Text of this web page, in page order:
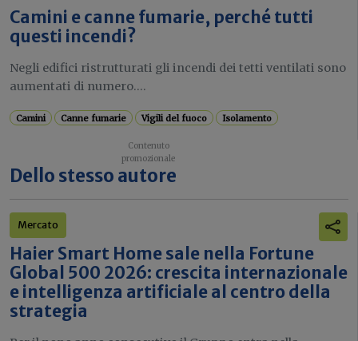
Camini e canne fumarie, perché tutti
questi incendi?
Negli edifici ristrutturati gli incendi dei tetti ventilati sono
aumentati di numero....
Camini Canne fumarie Vigili del fuoco Isolamento
Dello stesso autore
Mercato
Haier Smart Home sale nella Fortune
Global 500 2026: crescita internazionale
e intelligenza artificiale al centro della
strategia